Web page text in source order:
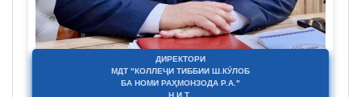
ДИРЕКТОРИ
МДТ "КОЛЛЕҶИ ТИББИИ Ш.КӮЛОБ
БА НОМИ РАҲМОНЗОДА Р.А."
Н.И.Т.,